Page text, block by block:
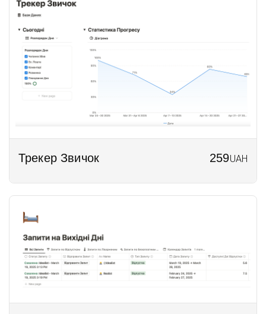
Трекер Звичок 259UAH